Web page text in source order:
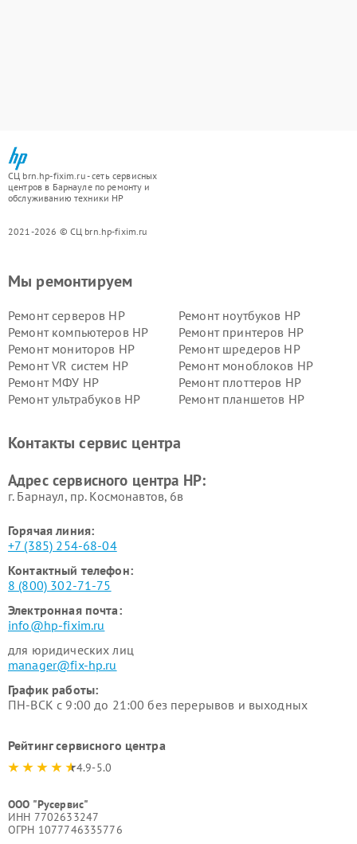
СЦ brn.hp-fixim.ru - сеть сервисных
центров в Барнауле по ремонту и
обслуживанию техники HP
2021-2026 © СЦ brn.hp-fixim.ru
Мы ремонтируем
Ремонт серверов HP
Ремонт ноутбуков HP
Ремонт компьютеров HP
Ремонт принтеров HP
Ремонт мониторов HP
Ремонт шредеров HP
Ремонт VR систем HP
Ремонт моноблоков HP
Ремонт МФУ HP
Ремонт плоттеров HP
Ремонт ультрабуков HP
Ремонт планшетов HP
Контакты сервис центра
Адрес сервисного центра HP:
г. Барнаул, ​пр. Космонавтов, 6в
Горячая линия:
+7 (385) 254-68-04
Контактный телефон:
8 (800) 302-71-75
Электронная почта:
info@hp-fixim.ru
для юридических лиц
manager@fix-hp.ru
График работы:
ПН-ВСК с 9:00 до 21:00 без перерывов и выходных
Рейтинг сервисного центра
4.9-5.0
ООО "Русервис"
ИНН 7702633247
ОГРН 1077746335776